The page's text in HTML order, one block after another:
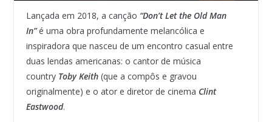
Lançada em 2018, a canção “Don’t Let the Old Man
In”é uma obra profundamente melancólica e
inspiradora que nasceu de um encontro casual entre
duas lendas americanas: o cantor de música
country Toby Keith(que a compôs e gravou
originalmente) e o ator e diretor de cinema Clint
Eastwood.